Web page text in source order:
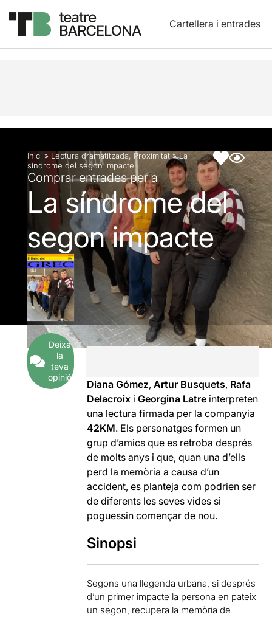
Cartellera i entrades
Descripció Fitxa artística Fotos i vídeos
Inici » Lectura dramatitzada, Proximitat »La
síndrome del segon impacte
Comprar entrades per a
La síndrome del
segon impacte
Deixa
la
teva
opinió
Diana Gómez,Artur Busquets, Rafa
Delacroix iGeorgina Latre interpreten
una lectura firmada per la companyia
42KM. Els personatges formen un
grup d’amics que es retroba després
de molts anys i que, quan una d’ells
perd la memòria a causa d’un
accident, es planteja com podrien ser
de diferents les seves vides si
poguessin començar de nou.
Sinopsi
Segons una llegenda urbana, si després
d’un primer impacte la persona en pateix
un segon, recupera la memòria de